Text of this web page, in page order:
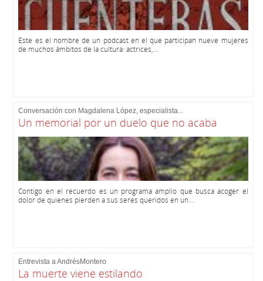
Este es el nombre de un podcast en el que participan nueve mujeres
de muchos ámbitos de la cultura: actrices,...
Conversación con Magdalena López, especialista...
Un memorial por un duelo que no acaba
Contigo en el recuerdo es un programa amplio que busca acoger el
dolor de quienes pierden a sus seres queridos en un...
Entrevista a AndrésMontero
La muerte viene estilando